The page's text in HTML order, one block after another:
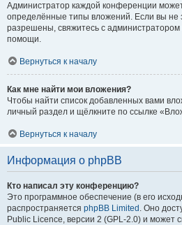
Администратор каждой конференции
определённые типы вложений. Если вы не
разрешены, свяжитесь с
помощи.
Вернуться к началу
Как мне найти мои вложения?
Чтобы найти список добавленных вами
личный раздел и щёлкните по ссылке
Вернуться к началу
Информация о phpBB
Кто написал эту конференцию?
Это программное обеспечение (в его
распространяется phpBB Limited . Оно
Public Licence, версии 2 (GPL-2.0) и может